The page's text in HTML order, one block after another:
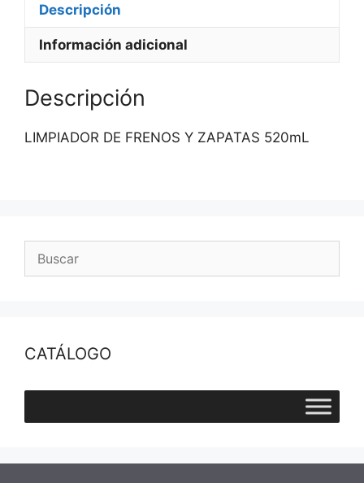
Descripción
Información adicional
Descripción
LIMPIADOR DE FRENOS Y ZAPATAS 520mL
CATÁLOGO